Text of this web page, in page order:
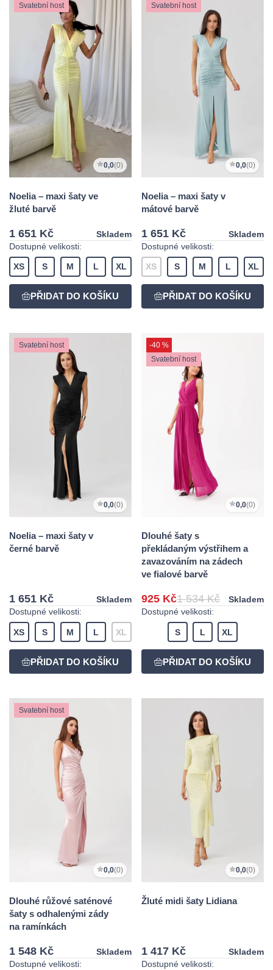
Svatební host
0,0(0)
Noelia – maxi šaty ve
žluté barvě
1 651 Kč
Skladem
Dostupné velikosti:
XS S M L XL
Svatební host
0,0(0)
Noelia – maxi šaty v
mátové barvě
1 651 Kč
Skladem
Dostupné velikosti:
XS S M L XL
Svatební host
0,0(0)
Noelia – maxi šaty v
černé barvě
1 651 Kč
Skladem
Dostupné velikosti:
XS S M L XL
-40 %
Svatební host
0,0(0)
Dlouhé šaty s
překládaným výstřihem a
zavazováním na zádech
ve fialové barvě
925 Kč1 534 Kč
Skladem
Dostupné velikosti:
S L XL
Svatební host
0,0(0)
Dlouhé růžové saténové
šaty s odhalenými zády
na ramínkách
1 548 Kč
Skladem
Dostupné velikosti:
0,0(0)
Žluté midi šaty Lidiana
1 417 Kč
Skladem
Dostupné velikosti: